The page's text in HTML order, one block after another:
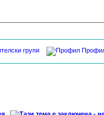
групи